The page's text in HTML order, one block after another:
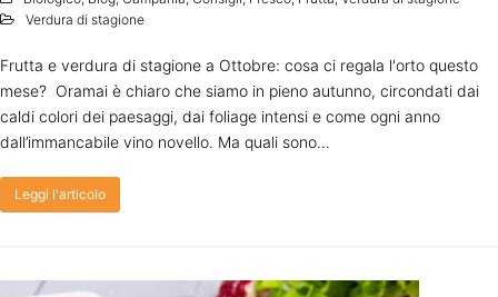
Verdura di stagione
Frutta e verdura di stagione a Ottobre: cosa ci regala l'orto questo
mese? Oramai è chiaro che siamo in pieno autunno, circondati dai
caldi colori dei paesaggi, dai foliage intensi e come ogni anno
dall’immancabile vino novello. Ma quali sono…
Leggi l'articolo